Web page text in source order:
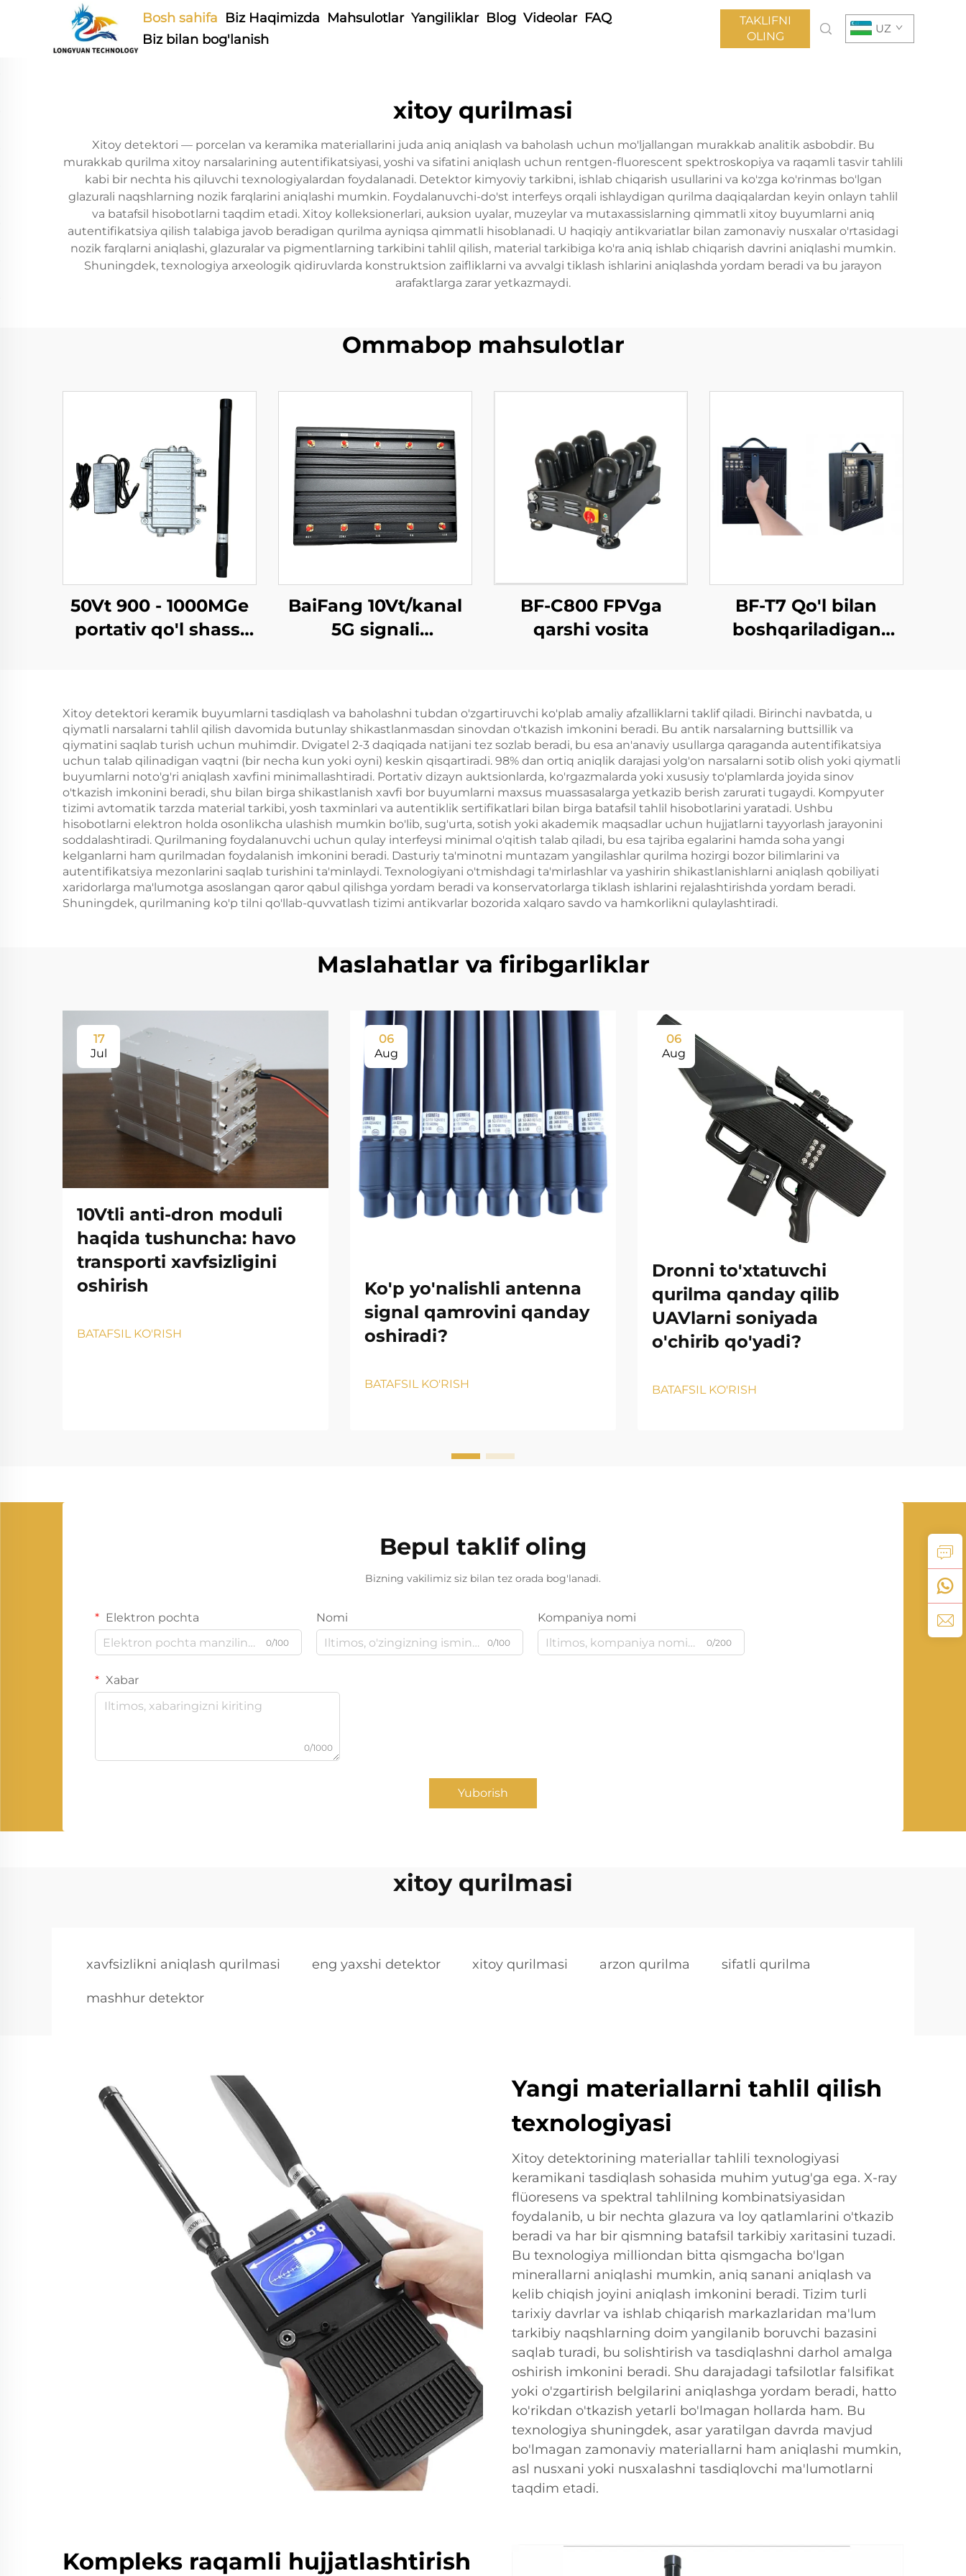
Bosh sahifa Biz Haqimizda Mahsulotlar Yangiliklar Blog Videolar FAQ
Biz bilan bog'lanish
TAKLIFNI
OLING
UZ
xitoy qurilmasi
Xitoy detektori — porcelan va keramika materiallarini juda aniq aniqlash va baholash uchun mo'ljallangan murakkab analitik asbobdir. Bu
murakkab qurilma xitoy narsalarining autentifikatsiyasi, yoshi va sifatini aniqlash uchun rentgen-fluorescent spektroskopiya va raqamli tasvir tahlili
kabi bir nechta his qiluvchi texnologiyalardan foydalanadi. Detektor kimyoviy tarkibni, ishlab chiqarish usullarini va ko'zga ko'rinmas bo'lgan
glazurali naqshlarning nozik farqlarini aniqlashi mumkin. Foydalanuvchi-do'st interfeys orqali ishlaydigan qurilma daqiqalardan keyin onlayn tahlil
va batafsil hisobotlarni taqdim etadi. Xitoy kolleksionerlari, auksion uyalar, muzeylar va mutaxassislarning qimmatli xitoy buyumlarni aniq
autentifikatsiya qilish talabiga javob beradigan qurilma ayniqsa qimmatli hisoblanadi. U haqiqiy antikvariatlar bilan zamonaviy nusxalar o'rtasidagi
nozik farqlarni aniqlashi, glazuralar va pigmentlarning tarkibini tahlil qilish, material tarkibiga ko'ra aniq ishlab chiqarish davrini aniqlashi mumkin.
Shuningdek, texnologiya arxeologik qidiruvlarda konstruktsion zaifliklarni va avvalgi tiklash ishlarini aniqlashda yordam beradi va bu jarayon
arafaktlarga zarar yetkazmaydi.
Ommabop mahsulotlar
50Vt 900 - 1000MGe
portativ qo'l shassi
BaiFang 10Vt/kanal
5G signali
BF-C800 FPVga
qarshi vosita
BF-T7 Qo'l bilan
boshqariladigan
Xitoy detektori keramik buyumlarni tasdiqlash va baholashni tubdan o'zgartiruvchi ko'plab amaliy afzalliklarni taklif qiladi. Birinchi navbatda, u
qiymatli narsalarni tahlil qilish davomida butunlay shikastlanmasdan sinovdan o'tkazish imkonini beradi. Bu antik narsalarning buttsillik va
qiymatini saqlab turish uchun muhimdir. Dvigatel 2-3 daqiqada natijani tez sozlab beradi, bu esa an'anaviy usullarga qaraganda autentifikatsiya
uchun talab qilinadigan vaqtni (bir necha kun yoki oyni) keskin qisqartiradi. 98% dan ortiq aniqlik darajasi yolg'on narsalarni sotib olish yoki qiymatli
buyumlarni noto'g'ri aniqlash xavfini minimallashtiradi. Portativ dizayn auktsionlarda, ko'rgazmalarda yoki xususiy to'plamlarda joyida sinov
o'tkazish imkonini beradi, shu bilan birga shikastlanish xavfi bor buyumlarni maxsus muassasalarga yetkazib berish zarurati tugaydi. Kompyuter
tizimi avtomatik tarzda material tarkibi, yosh taxminlari va autentiklik sertifikatlari bilan birga batafsil tahlil hisobotlarini yaratadi. Ushbu
hisobotlarni elektron holda osonlikcha ulashish mumkin bo'lib, sug'urta, sotish yoki akademik maqsadlar uchun hujjatlarni tayyorlash jarayonini
soddalashtiradi. Qurilmaning foydalanuvchi uchun qulay interfeysi minimal o'qitish talab qiladi, bu esa tajriba egalarini hamda soha yangi
kelganlarni ham qurilmadan foydalanish imkonini beradi. Dasturiy ta'minotni muntazam yangilashlar qurilma hozirgi bozor bilimlarini va
autentifikatsiya mezonlarini saqlab turishini ta'minlaydi. Texnologiyani o'tmishdagi ta'mirlashlar va yashirin shikastlanishlarni aniqlash qobiliyati
xaridorlarga ma'lumotga asoslangan qaror qabul qilishga yordam beradi va konservatorlarga tiklash ishlarini rejalashtirishda yordam beradi.
Shuningdek, qurilmaning ko'p tilni qo'llab-quvvatlash tizimi antikvarlar bozorida xalqaro savdo va hamkorlikni qulaylashtiradi.
Maslahatlar va firibgarliklar
17
Jul
10Vtli anti-dron moduli
haqida tushuncha: havo
transporti xavfsizligini
oshirish
BATAFSIL KO'RISH
06
Aug
Ko'p yo'nalishli antenna
signal qamrovini qanday
oshiradi?
BATAFSIL KO'RISH
06
Aug
Dronni to'xtatuvchi
qurilma qanday qilib
UAVlarni soniyada
o'chirib qo'yadi?
BATAFSIL KO'RISH
Bepul taklif oling
Bizning vakilimiz siz bilan tez orada bog'lanadi.
Elektron pochta
0/100
Nomi
0/100
Kompaniya nomi
0/200
Xabar
0/1000
Yuborish
xitoy qurilmasi
xavfsizlikni aniqlash qurilmasi eng yaxshi detektor xitoy qurilmasi arzon qurilma sifatli qurilma
mashhur detektor
Yangi materiallarni tahlil qilish
texnologiyasi
Xitoy detektorining materiallar tahlili texnologiyasi
keramikani tasdiqlash sohasida muhim yutug'ga ega. X-ray
flüoresens va spektral tahlilning kombinatsiyasidan
foydalanib, u bir nechta glazura va loy qatlamlarini o'tkazib
beradi va har bir qismning batafsil tarkibiy xaritasini tuzadi.
Bu texnologiya milliondan bitta qismgacha bo'lgan
minerallarni aniqlashi mumkin, aniq sanani aniqlash va
kelib chiqish joyini aniqlash imkonini beradi. Tizim turli
tarixiy davrlar va ishlab chiqarish markazlaridan ma'lum
tarkibiy naqshlarning doim yangilanib boruvchi bazasini
saqlab turadi, bu solishtirish va tasdiqlashni darhol amalga
oshirish imkonini beradi. Shu darajadagi tafsilotlar falsifikat
yoki o'zgartirish belgilarini aniqlashga yordam beradi, hatto
ko'rikdan o'tkazish yetarli bo'lmagan hollarda ham. Bu
texnologiya shuningdek, asar yaratilgan davrda mavjud
bo'lmagan zamonaviy materiallarni ham aniqlashi mumkin,
asl nusxani yoki nusxalashni tasdiqlovchi ma'lumotlarni
taqdim etadi.
Kompleks raqamli hujjatlashtirish